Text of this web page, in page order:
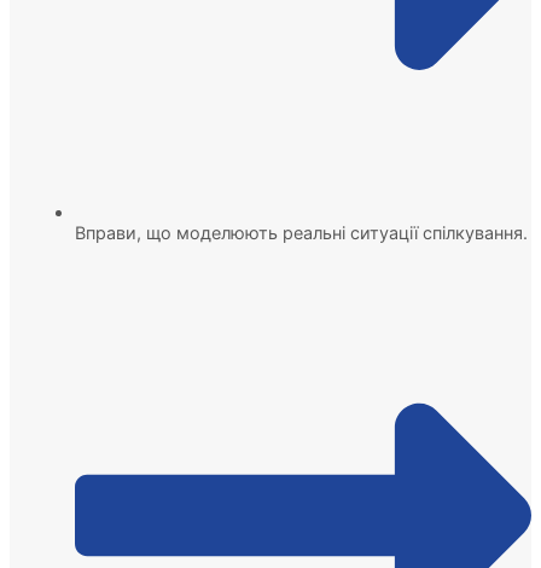
Вправи, що моделюють реальні ситуації спілкування.